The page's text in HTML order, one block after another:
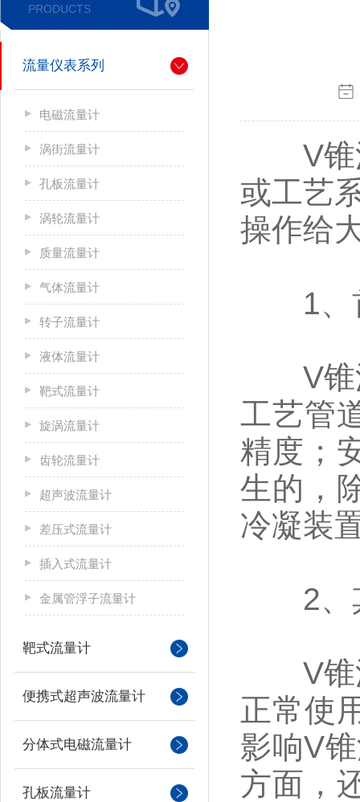
PRODUCTS
流量仪表系列
电磁流量计
涡街流量计
孔板流量计
涡轮流量计
质量流量计
气体流量计
转子流量计
液体流量计
靶式流量计
旋涡流量计
齿轮流量计
超声波流量计
差压式流量计
插入式流量计
金属管浮子流量计
靶式流量计
便携式超声波流量计
分体式电磁流量计
孔板流量计
V锥流
或工艺
操作给
1、首
V锥流
工艺管
精度；
生的，
冷凝装
2、其
V锥流
正常使
影响V
方面，